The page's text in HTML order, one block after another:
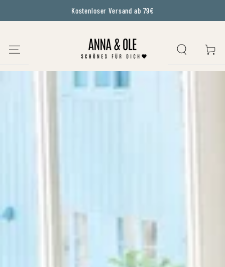
IGNORER LE CONTENUKostenloser Versand ab 79€
PANIER